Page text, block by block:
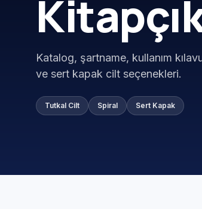
Katalog, şartname, kullanım
ve sert kapak cilt seçenekleri.
Tutkal Cilt Spiral Sert Kapak